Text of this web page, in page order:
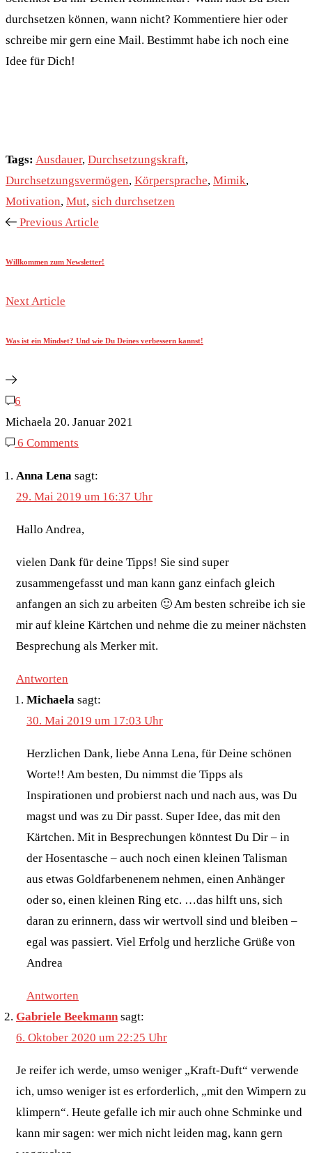
durchsetzen können, wann nicht? Kommentiere hier oder
schreibe mir gern eine Mail. Bestimmt habe ich noch eine
Idee für Dich!
Tags: Ausdauer, Durchsetzungskraft,
Durchsetzungsvermögen, Körpersprache, Mimik,
Motivation, Mut, sich durchsetzen
Previous Article
Willkommen zum Newsletter!
Next Article
Was ist ein Mindset? Und wie Du Deines verbessern kannst!
6
Michaela 20. Januar 2021
6 Comments
Anna Lena sagt:
29. Mai 2019 um 16:37 Uhr
Hallo Andrea,
vielen Dank für deine Tipps! Sie sind super
zusammengefasst und man kann ganz einfach gleich
anfangen an sich zu arbeiten 🙂 Am besten schreibe ich sie
mir auf kleine Kärtchen und nehme die zu meiner nächsten
Besprechung als Merker mit.
Antworten
Michaela sagt:
30. Mai 2019 um 17:03 Uhr
Herzlichen Dank, liebe Anna Lena, für Deine schönen
Worte!! Am besten, Du nimmst die Tipps als
Inspirationen und probierst nach und nach aus, was Du
magst und was zu Dir passt. Super Idee, das mit den
Kärtchen. Mit in Besprechungen könntest Du Dir – in
der Hosentasche – auch noch einen kleinen Talisman
aus etwas Goldfarbenenem nehmen, einen Anhänger
oder so, einen kleinen Ring etc. …das hilft uns, sich
daran zu erinnern, dass wir wertvoll sind und bleiben –
egal was passiert. Viel Erfolg und herzliche Grüße von
Andrea
Antworten
Gabriele Beekmann sagt:
6. Oktober 2020 um 22:25 Uhr
Je reifer ich werde, umso weniger „Kraft-Duft“ verwende
ich, umso weniger ist es erforderlich, „mit den Wimpern zu
klimpern“. Heute gefalle ich mir auch ohne Schminke und
kann mir sagen: wer mich nicht leiden mag, kann gern